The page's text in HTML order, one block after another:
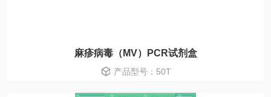
麻疹病毒（MV）PCR试剂盒
产品型号：50T